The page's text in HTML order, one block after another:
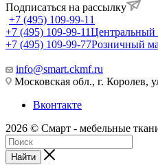
Подписаться на рассылку
+7 (495) 109-99-11
+7 (495) 109-99-11Центральный
+7 (495) 109-99-77Розничный
info@smart.ckmf.ru
Московская обл., г. Королев,
Вконтакте
2026 © Смарт - мебельные
Найти